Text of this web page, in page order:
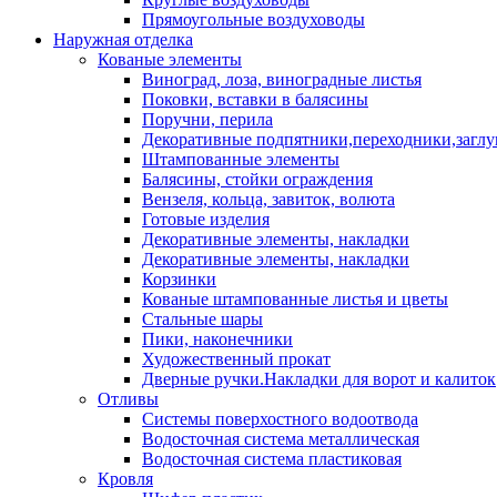
Прямоугольные воздуховоды
Наружная отделка
Кованые элементы
Виноград, лоза, виноградные листья
Поковки, вставки в балясины
Поручни, перила
Декоративные
Штампованные элементы
Балясины, стойки ограждения
Вензеля, кольца, завиток, волюта
Готовые изделия
Декоративные элементы, накладки
Декоративные элементы, накладки
Корзинки
Кованые штампованные листья и цветы
Стальные шары
Пики, наконечники
Художественный прокат
Дверные ручки.Накладки для ворот и калиток
Отливы
Системы поверхостного водоотвода
Водосточная система металлическая
Водосточная система пластиковая
Кровля